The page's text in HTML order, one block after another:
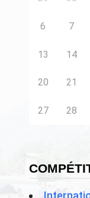
6 7
13 14
20 21
27 28